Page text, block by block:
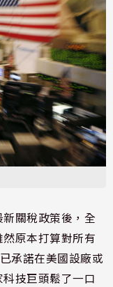
關稅政策後，全
原本打算對所有
承諾在美國設廠或
技巨頭鬆了一口